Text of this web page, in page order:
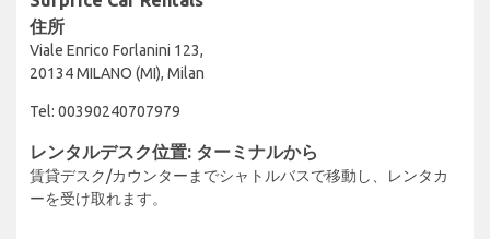
住所
Viale Enrico Forlanini 123,
20134 MILANO (MI), Milan
Tel: 00390240707979
レンタルデスク位置: ターミナルから
賃貸デスク/カウンターまでシャトルバスで移動し、レンタカ
ーを受け取れます。